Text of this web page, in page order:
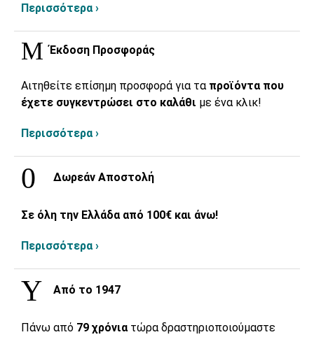
Περισσότερα ›
Έκδοση Προσφοράς
Αιτηθείτε επίσημη προσφορά για τα προϊόντα που
έχετε συγκεντρώσει στο καλάθι με ένα κλικ!
Περισσότερα ›
Δωρεάν Αποστολή
Σε όλη την Ελλάδα από 100€ και άνω!
Περισσότερα ›
Από το 1947
Πάνω από 79 χρόνια τώρα δραστηριοποιούμαστε